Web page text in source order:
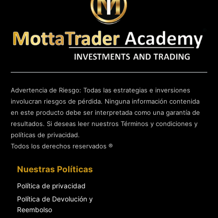
Advertencia de Riesgo: Todas las estrategias e inversiones
involucran riesgos de pérdida. Ninguna información contenida
en este producto debe ser interpretada como una garantía de
resultados. Si deseas leer nuestros Términos y condiciones y
políticas de privacidad.
Todos los derechos reservados ®
Nuestras Políticas
Política de privacidad
Política de Devolución y
Reembolso